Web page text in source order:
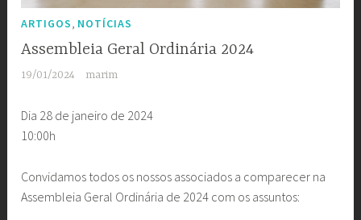
ARTIGOS, NOTÍCIAS
Assembleia Geral Ordinária 2024
19/01/2024 marim
Dia 28 de janeiro de 2024
10:00h
Convidamos todos os nossos associados a comparecer na
Assembleia Geral Ordinária de 2024 com os assuntos: